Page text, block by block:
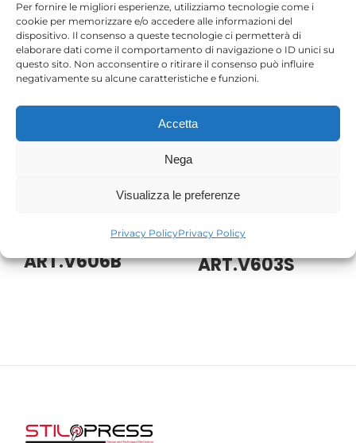
Per fornire le migliori esperienze, utilizziamo tecnologie come i
cookie per memorizzare e/o accedere alle informazioni del
dispositivo. Il consenso a queste tecnologie ci permetterà di
elaborare dati come il comportamento di navigazione o ID unici su
questo sito. Non acconsentire o ritirare il consenso può influire
negativamente su alcune caratteristiche e funzioni.
Accetta
Nega
Visualizza le preferenze
Privacy PolicyPrivacy Policy
Categories: Accessori
Progetti correlati
ART.V606B ART.V603S